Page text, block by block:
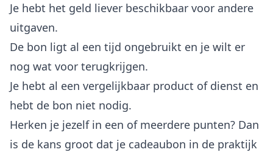
Je hebt het geld liever beschikbaar voor andere
uitgaven.
De bon ligt al een tijd ongebruikt en je wilt er
nog wat voor terugkrijgen.
Je hebt al een vergelijkbaar product of dienst en
hebt de bon niet nodig.
Herken je jezelf in een of meerdere punten? Dan
is de kans groot dat je cadeaubon in de praktijk